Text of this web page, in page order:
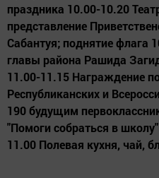
праздника 10.00-10.20
представление
Сабантуя; поднятие флага
главы района Рашида
11.00-11.15 Награждение
Республиканских и
190 будущим
"Помоги собраться в
11.00 Полевая кухня, чай,